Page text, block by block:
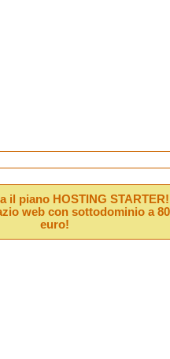
il piano HOSTING STARTER!
web con sottodominio a 80
euro!